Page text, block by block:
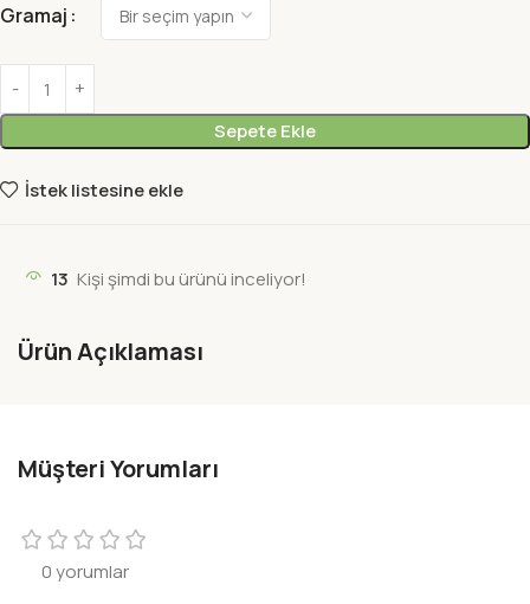
Gramaj
Sepete Ekle
İstek listesine ekle
13 Kişi şimdi bu ürünü inceliyor!
Ürün Açıklaması
Müşteri Yorumları
0 yorumlar